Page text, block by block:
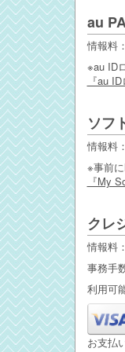
au
情報料
※au ID
『au
ソフ
情報料
※事前
『My
クレ
情報料
事務手
利用可
お支払